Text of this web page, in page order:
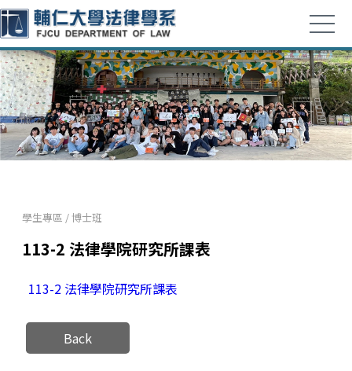
學生專區 / 博士班
113-2 法律學院研究所課表
113-2 法律學院研究所課表
Back